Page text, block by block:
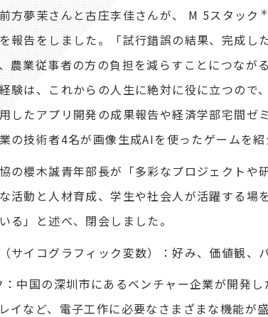
方夢茉さんと古庄李佳さんが、 M 5スタック ＊
報告をしました。「試行錯誤の結果、完成
農業従事者の方の負担を減らすことにつな
験は、これからの人生に絶対に役に立つの
したアプリ開発の成果報告や経済学部宅間
の技術者4名が画像生成AIを使ったゲームを
櫻木誠青年部長が「多彩なプロジェクトや
活動と人材育成、学生や社会人が活躍する
る」と述べ、閉会しました。
サイコグラフィック変数）：好み、価値観、
中国の深圳市にあるベンチャー企業が開発
イなど、電子工作に必要なさまざまな機能が